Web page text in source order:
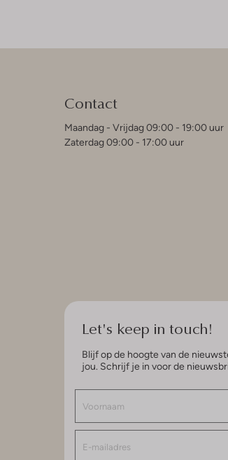
Contact
Maandag - Vrijdag 09:00 - 19:00 uur
Zaterdag 09:00 - 17:00 uur
Let's keep in touch!
Blijf op de hoogte van de
jou. Schrijf je in voor de